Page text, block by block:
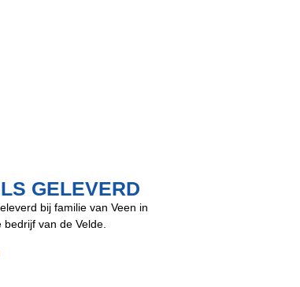
GELEVERD
bij familie van Veen in
van de Velde.